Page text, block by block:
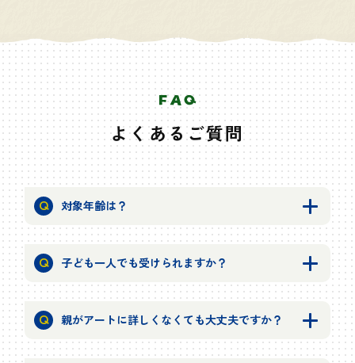
よくあるご質問
対象年齢は？
子ども一人でも受けられますか？
親がアートに詳しくなくても大丈夫ですか？